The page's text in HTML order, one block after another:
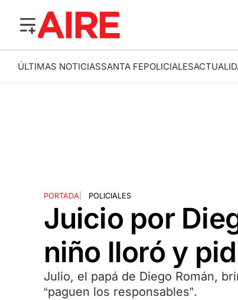
ÚLTIMAS NOTICIASSANTA FEPOLICIALES
PORTADA| POLICIALES
Juicio por
niño lloró y
Julio, el papá de Diego Román,
“paguen los responsables”.